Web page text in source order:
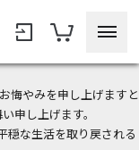
悔やみを申し上げますと
申し上げます。
穏な生活を取り戻される
ント！